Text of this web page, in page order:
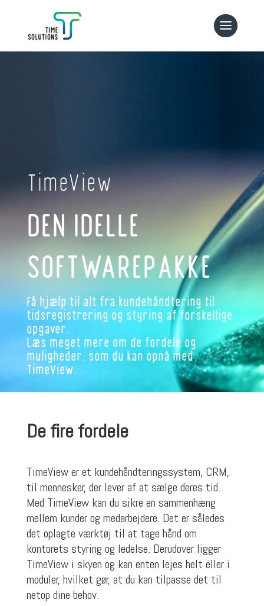
TimeView
DEN IDELLE
SOFTWAREPAKKE
Få hjælp til alt fra kundehåndtering til
tidsregistrering og styring af forskellige
opgaver.
Læs meget mere om de fordele og
muligheder, som du kan opnå med
TimeView.
De fire fordele
TimeView er et kundehåndteringssystem, CRM,
til mennesker, der lever af at sælge deres tid.
Med TimeView kan du sikre en sammenhæng
mellem kunder og medarbejdere. Det er således
det oplagte værktøj til at tage hånd om
kontorets styring og ledelse. Derudover ligger
TimeView i skyen og kan enten lejes helt eller i
moduler, hvilket gør, at du kan tilpasse det til
netop dine behov.